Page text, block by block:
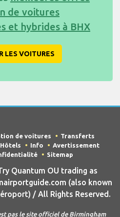
de voitures
et hybrides à BHX
LES VOITURES
de voitures
Transferts
Hôtels Info
Avertissement
Sitemap
Quantum OU trading as
(also known
/ All Rights Reserved.
pas le site officiel de Birmingham